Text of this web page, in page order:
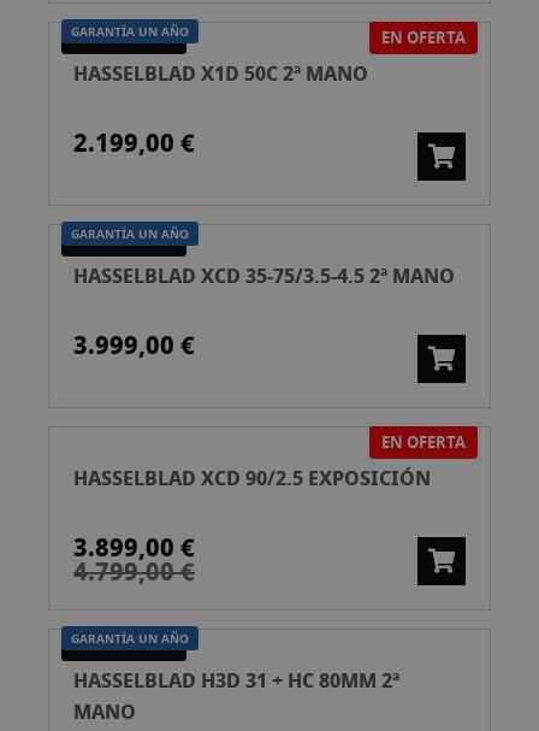
GARANTÍA UN AÑO
SEGUNDA MANO EN OFERTA
HASSELBLAD X1D 50C 2ª MANO
2.199,00 €
GARANTÍA UN AÑO
SEGUNDA MANO
HASSELBLAD XCD 35-75/3.5-4.5 2ª MANO
3.999,00 €
EN OFERTA
HASSELBLAD XCD 90/2.5 EXPOSICIÓN
3.899,00 €
4.799,00 €
GARANTÍA UN AÑO
SEGUNDA MANO
HASSELBLAD H3D 31 + HC 80MM 2ª
MANO